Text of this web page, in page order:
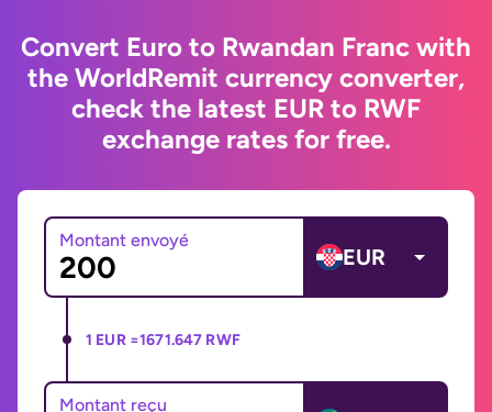
Convert Euro to Rwandan Franc with
the WorldRemit currency converter,
check the latest EUR to RWF
exchange rates for free.
Montant envoyé
EUR
1 EUR =1671.647 RWF
Montant reçu